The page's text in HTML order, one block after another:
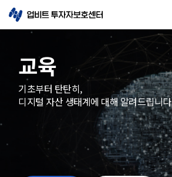
교육
기초부터 탄탄히,
디지털 자산 생태계에 대해 알려드립니다